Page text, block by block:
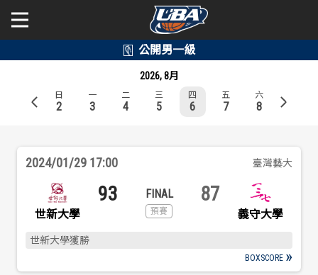
公開男一級
學年度
賽事資訊
球隊資訊
學年度
賽事資訊
球隊資訊
新聞
2026, 8月
日
2
一
3
二
4
三
5
四
6
五
7
六
8
2024/01/29 17:00 臺灣藝大
世新大學
93 87
義守大學
世新大學獲勝
BOXSCORE